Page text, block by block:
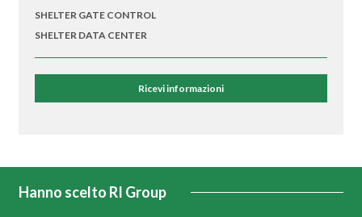
SHELTER GATE CONTROL
SHELTER DATA CENTER
Ricevi informazioni
Hanno scelto RI Group